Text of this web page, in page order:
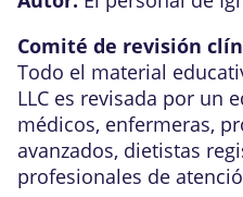
Comité de revisión
Todo el material
LLC es revisada por un
médicos, enfermeras,
avanzados, dietistas
profesionales de